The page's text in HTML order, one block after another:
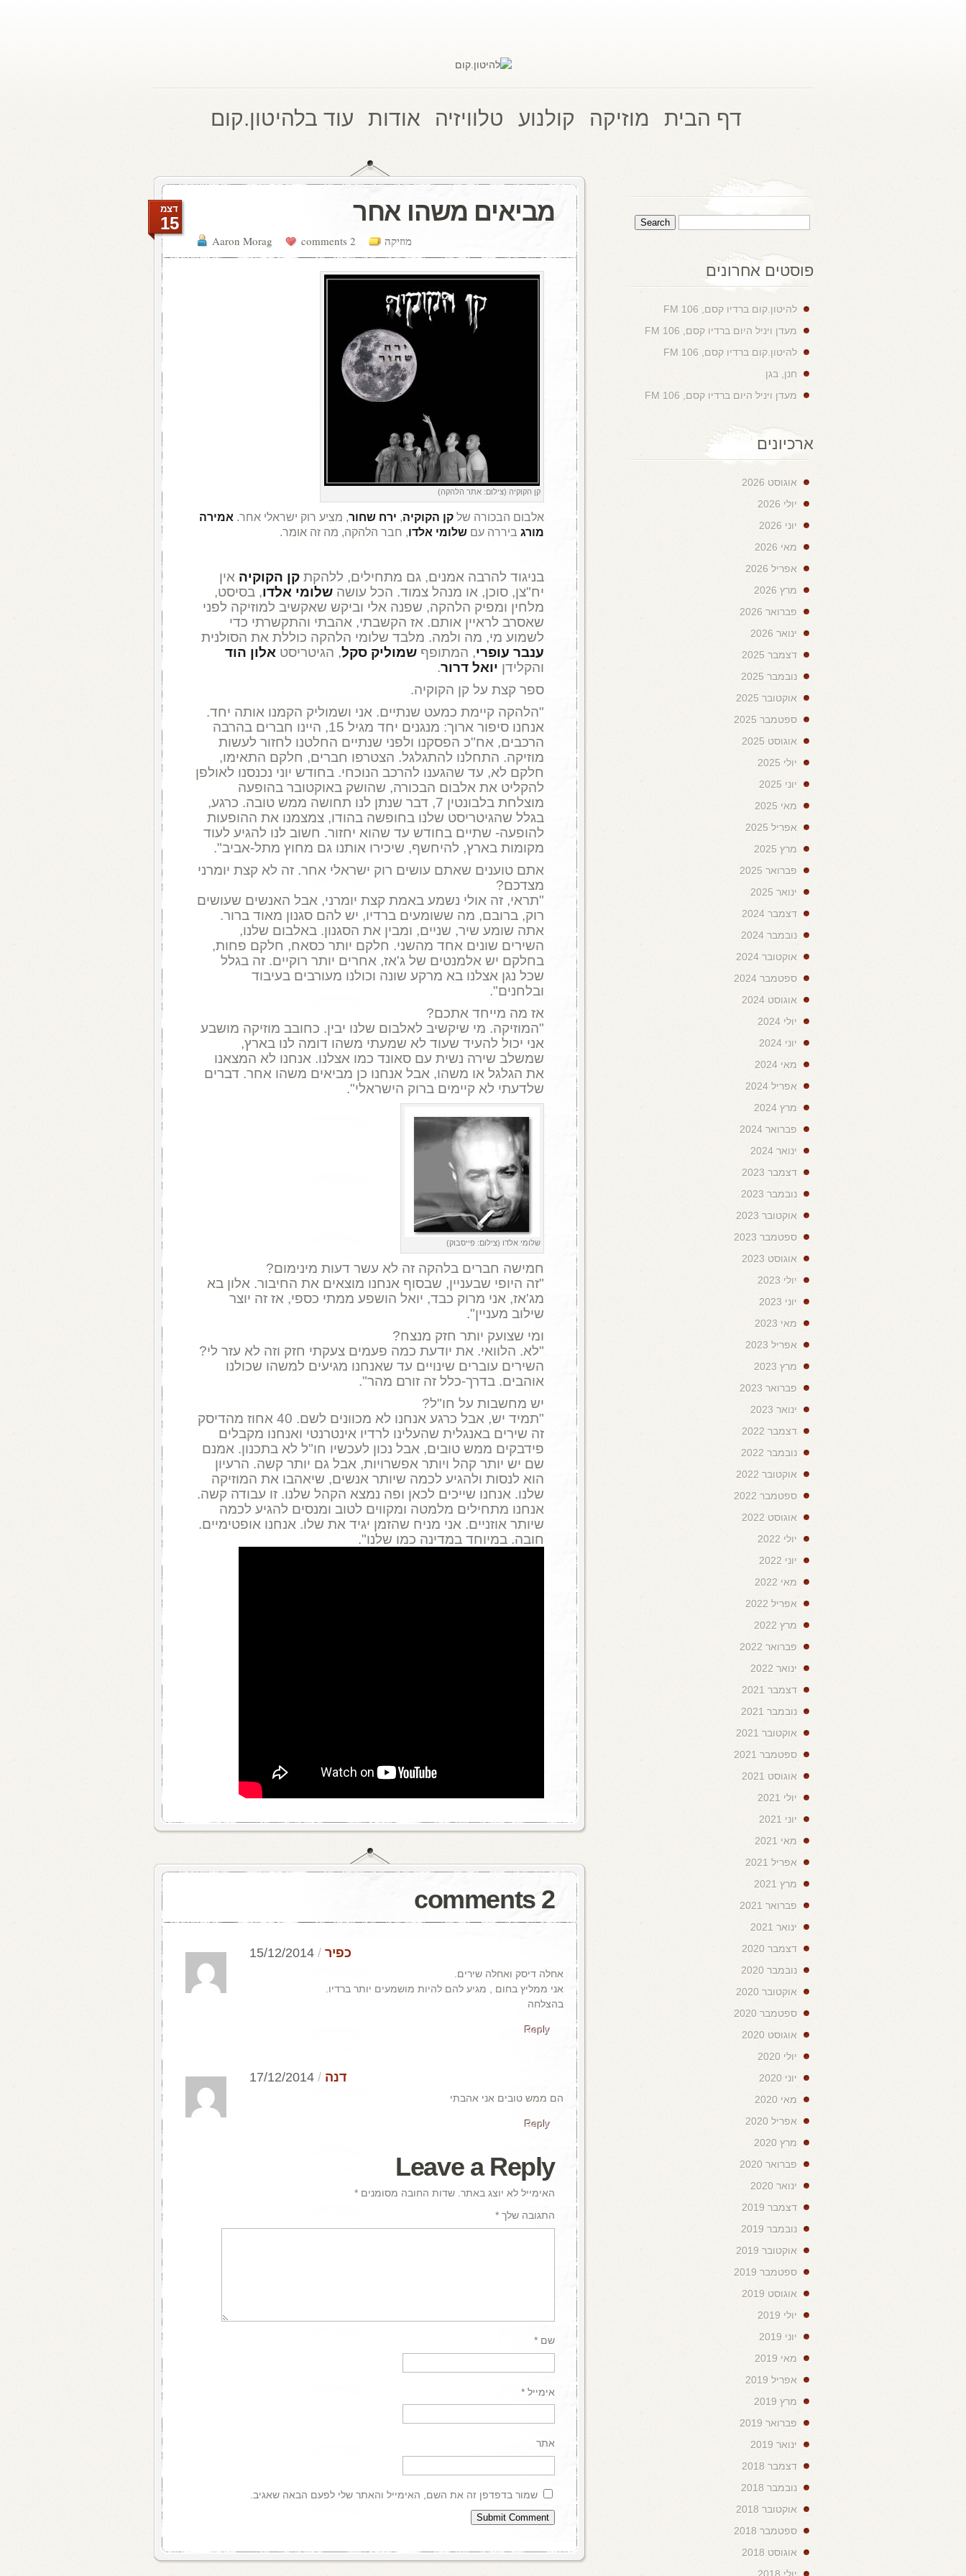
דף הבית מוזיקה קולנוע טלוויזיה אודות עוד בלהיטון.קום
מביאים משהו אחר
Aaron Morag 2 comments מוזיקה
דצמ
15
קן הקוקיה (צילום: אתר הלהקה)
אלבום הבכורה של קן הקוקיה, ירח שחור, מציע רוק ישראלי אחר. אמירה
מורג ביררה עם שלומי אלדו, חבר הלהקה, מה זה אומר.
בניגוד להרבה אמנים, גם מתחילים, ללהקת קן הקוקיה אין
יח"צן, סוכן, או מנהל צמוד. הכל עושה שלומי אלדו, בסיסט,
מלחין ומפיק הלהקה, שפנה אלי וביקש שאקשיב למוזיקה לפני
שאסרב לראיין אותם. אז הקשבתי, אהבתי והתקשרתי כדי
לשמוע מי, מה ולמה. מלבד שלומי הלהקה כוללת את הסולנית
ענבר עופרי, המתופף שמוליק סקל, הגיטריסט אלון הוד
והקלידן יואל דרור.
ספר קצת על קן הקוקיה.
"הלהקה קיימת כמעט שנתיים. אני ושמוליק הקמנו אותה יחד.
אנחנו סיפור ארוך: מנגנים יחד מגיל 15, היינו חברים בהרבה
הרכבים, אח"כ הפסקנו ולפני שנתיים החלטנו לחזור לעשות
מוזיקה. התחלנו להתגלגל. הצטרפו חברים, חלקם התאימו,
חלקם לא, עד שהגענו להרכב הנוכחי. בחודש יוני נכנסנו לאולפן
להקליט את אלבום הבכורה, שהושק באוקטובר בהופעה
מוצלחת בלבונטין 7, דבר שנתן לנו תחושה ממש טובה. כרגע,
בגלל שהגיטריסט שלנו בחופשה בהודו, צמצמנו את ההופעות
להופעה- שתיים בחודש עד שהוא יחזור. חשוב לנו להגיע לעוד
מקומות בארץ, להיחשף, שיכירו אותנו גם מחוץ מתל-אביב".
אתם טוענים שאתם עושים רוק ישראלי אחר. זה לא קצת יומרני
מצדכם?
"תראי, זה אולי נשמע באמת קצת יומרני, אבל האנשים שעושים
רוק, ברובם, מה ששומעים ברדיו, יש להם סגנון מאוד ברור.
אתה שומע שיר, שניים, ומבין את הסגנון. באלבום שלנו,
השירים שונים אחד מהשני. חלקם יותר כסאח, חלקם פחות,
בחלקם יש אלמנטים של ג'אז, אחרים יותר רוקיים. זה בגלל
שכל נגן אצלנו בא מרקע שונה וכולנו מעורבים בעיבוד
ובלחנים".
אז מה מייחד אתכם?
"המוזיקה. מי שיקשיב לאלבום שלנו יבין. כחובב מוזיקה מושבע
אני יכול להעיד שעוד לא שמעתי משהו דומה לנו בארץ,
שמשלב שירה נשית עם סאונד כמו אצלנו. אנחנו לא המצאנו
את הגלגל או משהו, אבל אנחנו כן מביאים משהו אחר. דברים
שלדעתי לא קיימים ברוק הישראלי".
שלומי אלדו (צילום: פייסבוק)
חמישה חברים בלהקה זה לא עשר דעות מינימום?
"זה היופי שבעניין, שבסוף אנחנו מוצאים את החיבור. אלון בא
מג'אז, אני מרוק כבד, יואל הושפע ממתי כספי, אז זה יוצר
שילוב מעניין".
ומי שצועק יותר חזק מנצח?
"לא. הלוואי. את יודעת כמה פעמים צעקתי חזק וזה לא עזר לי?
השירים עוברים שינויים עד שאנחנו מגיעים למשהו שכולנו
אוהבים. בדרך-כלל זה זורם מהר".
יש מחשבות על חו"ל?
"תמיד יש, אבל כרגע אנחנו לא מכוונים לשם. 40 אחוז מהדיסק
זה שירים באנגלית שהעלינו לרדיו אינטרנטי ואנחנו מקבלים
פידבקים ממש טובים, אבל נכון לעכשיו חו"ל לא בתכנון. אמנם
שם יש יותר קהל ויותר אפשרויות, אבל גם יותר קשה. הרעיון
הוא לנסות ולהגיע לכמה שיותר אנשים, שיאהבו את המוזיקה
שלנו. אנחנו שייכים לכאן ופה נמצא הקהל שלנו. זו עבודה קשה.
אנחנו מתחילים מלמטה ומקווים לטוב ומנסים להגיע לכמה
שיותר אוזניים. אני מניח שהזמן יגיד את שלו. אנחנו אופטימיים.
חובה. במיוחד במדינה כמו שלנו".
2 comments
כפיר /
15/12/2014
אחלה דיסק ואחלה שירים.
אני ממליץ בחום , מגיע להם להיות מושמעים יותר ברדיו.
בהצלחה
Reply
דנה /
17/12/2014
הם ממש טובים אני אהבתי
Reply
Leave a Reply
האימייל לא יוצג באתר. שדות החובה מסומנים *
התגובה שלך *
שם *
אימייל *
אתר
שמור בדפדפן זה את השם, האימייל והאתר שלי לפעם הבאה שאגיב.
פוסטים אחרונים
להיטון.קום ברדיו קסם, 106 FM
מעדן ויניל היום ברדיו קסם, 106 FM
להיטון.קום ברדיו קסם, 106 FM
חנן, בגן
מעדן ויניל היום ברדיו קסם, 106 FM
ארכיונים
אוגוסט 2026
יולי 2026
יוני 2026
מאי 2026
אפריל 2026
מרץ 2026
פברואר 2026
ינואר 2026
דצמבר 2025
נובמבר 2025
אוקטובר 2025
ספטמבר 2025
אוגוסט 2025
יולי 2025
יוני 2025
מאי 2025
אפריל 2025
מרץ 2025
פברואר 2025
ינואר 2025
דצמבר 2024
נובמבר 2024
אוקטובר 2024
ספטמבר 2024
אוגוסט 2024
יולי 2024
יוני 2024
מאי 2024
אפריל 2024
מרץ 2024
פברואר 2024
ינואר 2024
דצמבר 2023
נובמבר 2023
אוקטובר 2023
ספטמבר 2023
אוגוסט 2023
יולי 2023
יוני 2023
מאי 2023
אפריל 2023
מרץ 2023
פברואר 2023
ינואר 2023
דצמבר 2022
נובמבר 2022
אוקטובר 2022
ספטמבר 2022
אוגוסט 2022
יולי 2022
יוני 2022
מאי 2022
אפריל 2022
מרץ 2022
פברואר 2022
ינואר 2022
דצמבר 2021
נובמבר 2021
אוקטובר 2021
ספטמבר 2021
אוגוסט 2021
יולי 2021
יוני 2021
מאי 2021
אפריל 2021
מרץ 2021
פברואר 2021
ינואר 2021
דצמבר 2020
נובמבר 2020
אוקטובר 2020
ספטמבר 2020
אוגוסט 2020
יולי 2020
יוני 2020
מאי 2020
אפריל 2020
מרץ 2020
פברואר 2020
ינואר 2020
דצמבר 2019
נובמבר 2019
אוקטובר 2019
ספטמבר 2019
אוגוסט 2019
יולי 2019
יוני 2019
מאי 2019
אפריל 2019
מרץ 2019
פברואר 2019
ינואר 2019
דצמבר 2018
נובמבר 2018
אוקטובר 2018
ספטמבר 2018
אוגוסט 2018